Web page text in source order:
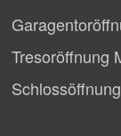
Tresoröffnung